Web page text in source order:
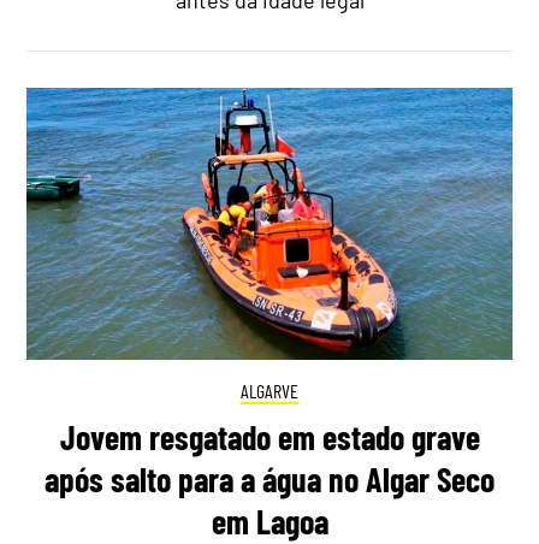
ALGARVE
Jovem resgatado em estado grave
após salto para a água no Algar Seco
em Lagoa